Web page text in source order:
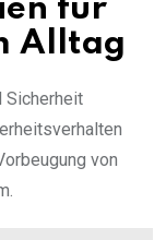
für
Alltag
Sicherheit
von